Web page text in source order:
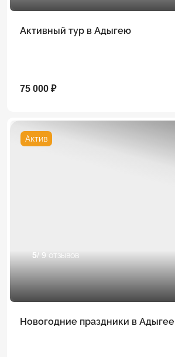
Активный тур в Адыгею
75 000 ₽
Актив
5/ 9 отзывов
Новогодние праздники в Адыгее